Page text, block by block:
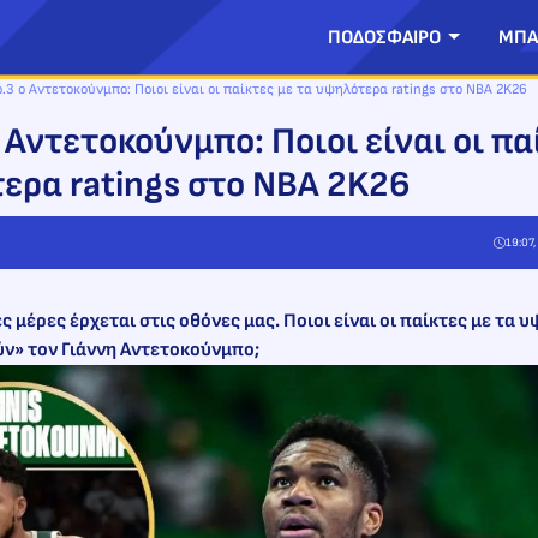
ΠΟΔΟΣΦΑΙΡΟ
ο Αντετοκούνμπο: Ποιοι είναι οι παίκτες με τα υψηλότερα ratings στο NBA 2K26
Ποιοι είναι οι
ratings στο NBA 2K26
μέρες έρχεται στις οθόνες μας. Ποιοι είναι οι παίκτες με τα
τον Γιάννη Αντετοκούνμπο;